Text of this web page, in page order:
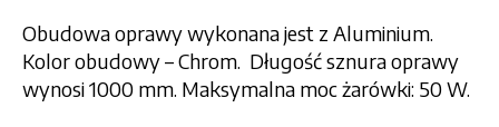
Obudowa oprawy wykonana jest z Aluminium.
Kolor obudowy – Chrom. Długość sznura oprawy
wynosi 1000 mm. Maksymalna moc żarówki: 50 W.